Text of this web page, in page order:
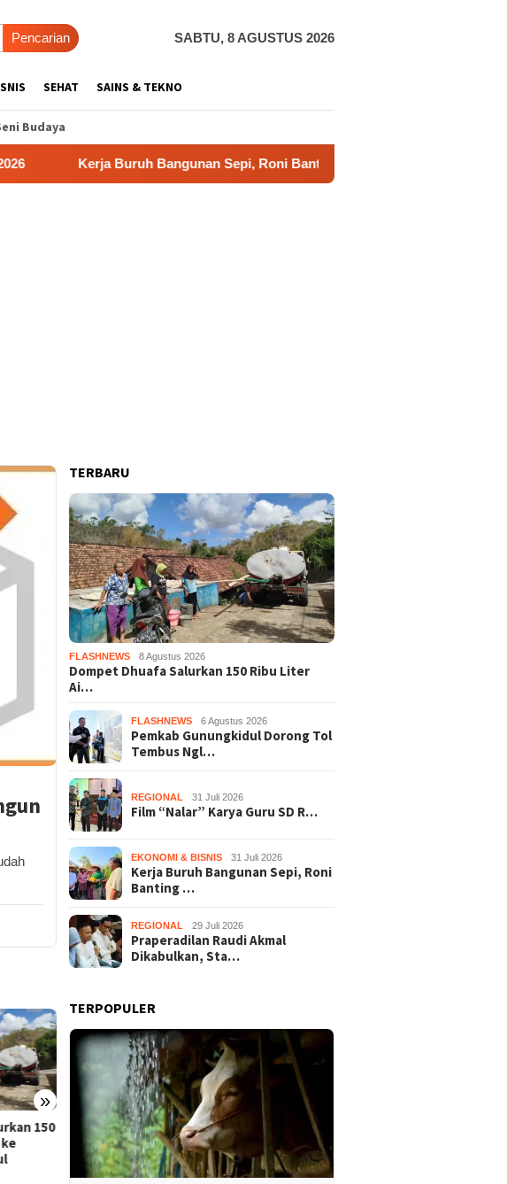
Pencarian SABTU, 8 AGUSTUS 2026
SEHAT SAINS & TEKNO
Budaya
Kerja Buruh Bangunan Sepi, Roni Banting Stir Tanam Melon Untung Rp40
»
Dorong
Film “Nalar” Karya Guru SD
Raih Juara 1 Lomba Video
Literasi Gunungkidul 2026
Kerja Buruh Bangunan Sepi,
Roni Banting Stir Tanam
Melon Untung Rp40 Juta
Sekali Panen
TERBARU
FLASHNEWS 8 Agustus 2026
Dompet Dhuafa Salurkan 150 Ribu Liter
Ai…
FLASHNEWS 6 Agustus 2026
Pemkab Gunungkidul Dorong Tol
Tembus Ngl…
REGIONAL 31 Juli 2026
Film “Nalar” Karya Guru SD R…
EKONOMI & BISNIS 31 Juli 2026
Kerja Buruh Bangunan Sepi, Roni
Banting …
REGIONAL 29 Juli 2026
Praperadilan Raudi Akmal
Dikabulkan, Sta…
TERPOPULER